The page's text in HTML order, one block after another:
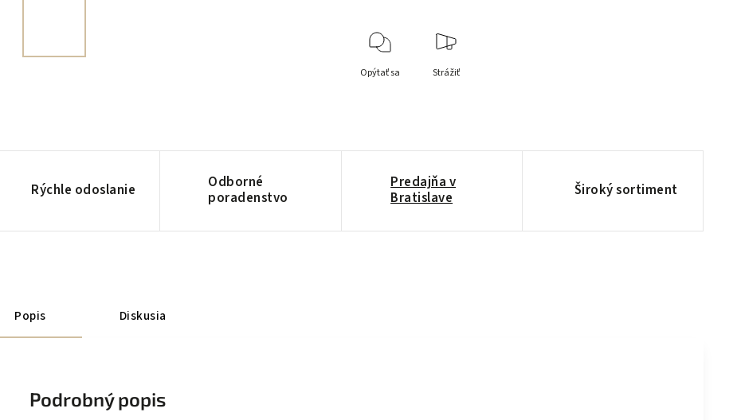
Opýtať sa Strážiť
Rýchle odoslanie
Odborné
poradenstvo
Predajňa v
Bratislave
Široký sortiment
Popis Diskusia
Podrobný popis